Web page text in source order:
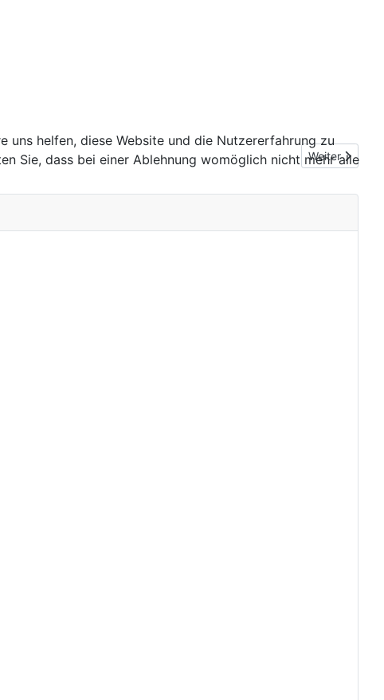
Nächster
Weiter
uns helfen, diese Website und die Nutzererfahrung zu
Sie, dass bei einer Ablehnung womöglich nicht mehr alle